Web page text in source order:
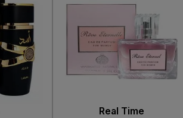
Real Time